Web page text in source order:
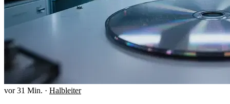
vor 31 Min. · Halbleiter